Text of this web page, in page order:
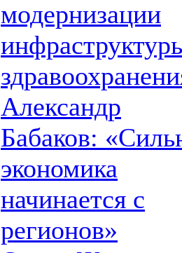
модернизации
Александр
Бабаков:
экономика
начинается с
регионов»